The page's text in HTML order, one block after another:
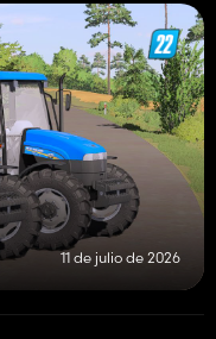
11 de julio de 2026